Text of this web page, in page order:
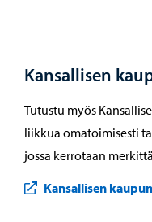
Kansallisen
Tutustu myös
liikkua omatoimisesti
jossa kerrotaan
Kansallisen